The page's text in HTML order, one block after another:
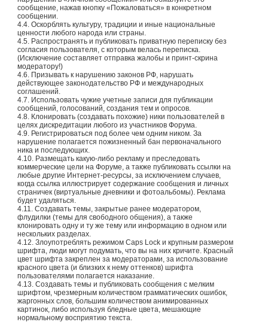
сообщение, нажав кнопку «Пожаловаться» в конкретном
сообщении.
4.4. Оскорблять культуру, традиции и иные национальные
ценности любого народа или страны.
4.5. Распространять и публиковать приватную переписку без
согласия пользователя, с которым велась переписка.
(Исключение составляет отправка жалобы и принт-скрина
модератору!)
4.6. Призывать к нарушению законов РФ, нарушать
действующее законодательство РФ и международных
соглашений.
4.7. Использовать чужие учетные записи для публикации
сообщений, голосований, создания тем и опросов.
4.8. Клонировать (создавать похожие) ники пользователей в
целях дискредитации любого из участников Форума.
4.9. Регистрироваться под более чем одним ником. За
нарушение полагается пожизненный бан первоначального
ника и последующих.
4.10. Размещать какую-либо рекламу и преследовать
коммерческие цели на Форуме, а также публиковать ссылки на
любые другие Интернет-ресурсы, за исключением случаев,
когда ссылка иллюстрирует содержание сообщения и личных
страничек (виртуальные дневники и фотоальбомы). Реклама
будет удаляться.
4.11. Создавать темы, закрытые ранее модератором,
флудилки (темы для свободного общения), а также
клонировать одну и ту же тему или информацию в одном или
нескольких разделах.
4.12. Злоупотреблять режимом Caps Lock и крупным размером
шрифта, люди могут подумать, что вы на них кричите. Красный
цвет шрифта закреплен за модераторами, за использование
красного цвета (и близких к нему оттенков) шрифта
пользователями полагается наказание.
4.13. Создавать темы и публиковать сообщения с мелким
шрифтом, чрезмерным количеством грамматических ошибок,
жаргонных слов, большим количеством анимированных
картинок, либо используя бледные цвета, мешающие
нормальному восприятию текста.